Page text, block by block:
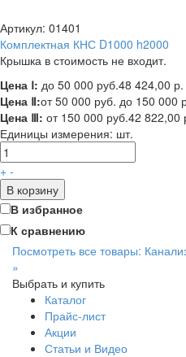
Артикул: 01401
Комплектная КНС D1000 h2000
Крышка в стоимость не входит.
Цена Ⅰ: до 50 000 руб.48 424,00 р.
Цена Ⅱ:от 50 000 руб. до 150 000
Цена Ⅲ: от 150 000 руб.42 822,00
Единицы измерения: шт.
+ -
В корзину
В избранное
К сравнению
Посмотреть все товары:
»
Выбрать и купить
Каталог
Прайс-лист
Акции
Статьи и Видео